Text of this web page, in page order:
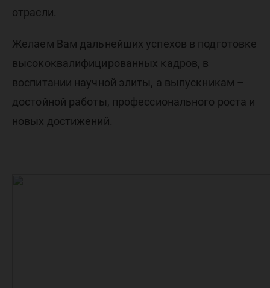
отрасли.
Желаем Вам дальнейших успехов в подготовке
высококвалифицированных кадров, в
воспитании научной элиты, а выпускникам –
достойной работы, профессионального роста и
новых достижений.